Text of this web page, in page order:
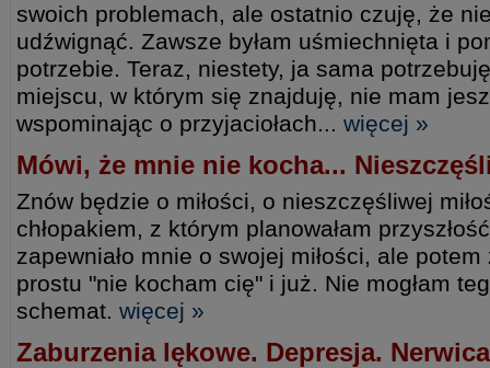
swoich problemach, ale ostatnio czuję, że
udźwignąć. Zawsze byłam uśmiechnięta i
potrzebie. Teraz, niestety, ja sama
miejscu, w którym się znajduję, nie mam
wspominając o przyjaciołach... więcej »
Mówi, że mnie nie kocha...
Znów będzie o miłości, o nieszczęśliwej
chłopakiem, z którym planowałam
zapewniało mnie o swojej miłości, ale
prostu "nie kocham cię" i już. Nie mogłam
schemat. więcej »
Zaburzenia lękowe. Depresja.